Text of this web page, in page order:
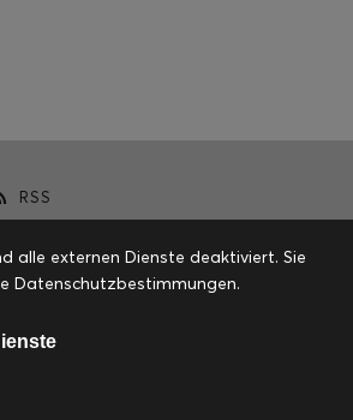
RSS
alle externen Dienste deaktiviert. Sie
Datenschutzbestimmungen.